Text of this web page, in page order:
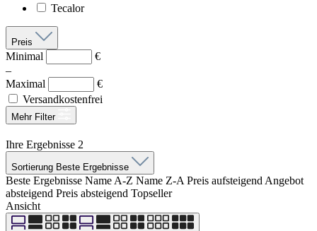
Tecalor
Preis
Minimal
€
–
Maximal
€
Versandkostenfrei
Mehr Filter
Ihre Ergebnisse 2
Sortierung Beste Ergebnisse
Beste Ergebnisse Name A-Z Name Z-A Preis aufsteigend Angebot
absteigend Preis absteigend Topseller
Ansicht